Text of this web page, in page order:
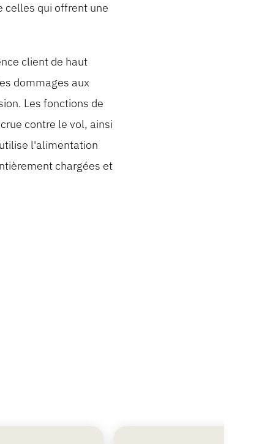
celles qui offrent une
client de haut
dommages aux
Les fonctions de
contre le vol, ainsi
l'alimentation
chargées et